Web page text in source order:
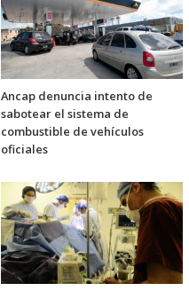
Ancap denuncia intento de
sabotear el sistema de
combustible de vehículos
oficiales